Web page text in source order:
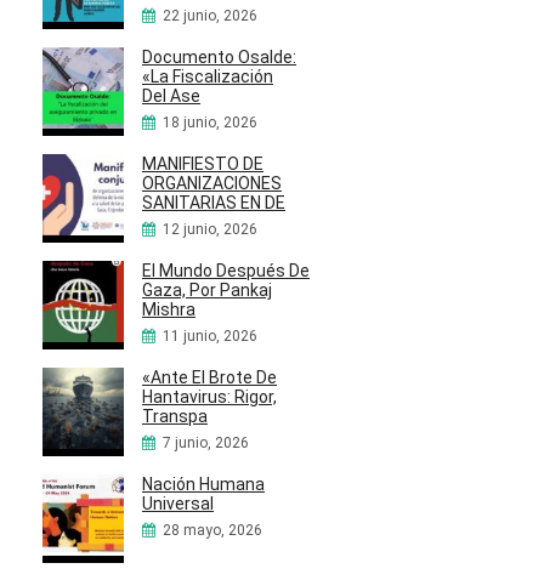
22 junio, 2026
Documento Osalde:
«La Fiscalización
Del Ase
18 junio, 2026
MANIFIESTO DE
ORGANIZACIONES
SANITARIAS EN DE
12 junio, 2026
El Mundo Después De
Gaza, Por Pankaj
Mishra
11 junio, 2026
«Ante El Brote De
Hantavirus: Rigor,
Transpa
7 junio, 2026
Nación Humana
Universal
28 mayo, 2026